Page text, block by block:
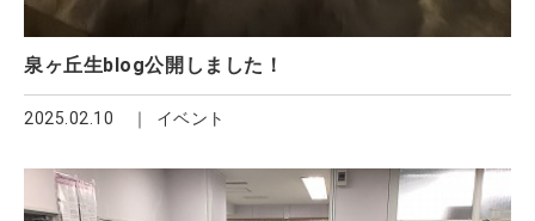
泉ヶ丘生blog公開しました！
2025.02.10 イベント